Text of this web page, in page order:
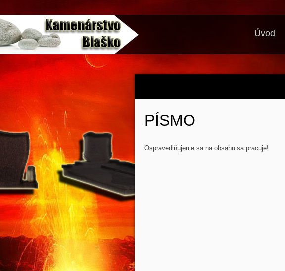
Úvod
PÍSMO
Ospravedlňujeme sa na obsahu sa pracuje!